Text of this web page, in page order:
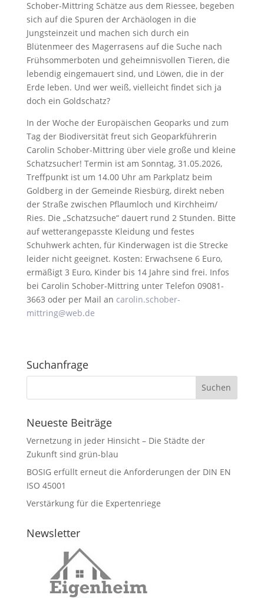
Schober-Mittring Schätze aus dem Riessee, begeben
sich auf die Spuren der Archäologen in die
Jungsteinzeit und machen sich durch ein
Blütenmeer des Magerrasens auf die Suche nach
Frühsommerboten und geheimnisvollen Tieren, die
lebendig eingemauert sind, und Löwen, die in der
Erde leben. Und wer weiß, vielleicht findet sich ja
doch ein Goldschatz?
In der Woche der Europäischen Geoparks und zum
Tag der Biodiversität freut sich Geoparkführerin
Carolin Schober-Mittring über viele große und kleine
Schatzsucher! Termin ist am Sonntag, 31.05.2026,
Treffpunkt ist um 14.00 Uhr am Parkplatz beim
Goldberg in der Gemeinde Riesbürg, direkt neben
der Straße zwischen Pflaumloch und Kirchheim/
Ries. Die „Schatzsuche“ dauert rund 2 Stunden. Bitte
auf wetterangepasste Kleidung und festes
Schuhwerk achten, für Kinderwagen ist die Strecke
leider nicht geeignet. Kosten: Erwachsene 6 Euro,
ermäßigt 3 Euro, Kinder bis 14 Jahre sind frei. Infos
bei Carolin Schober-Mittring unter Telefon 09081-
3663 oder per Mail an carolin.schober-
mittring@web.de
Suchanfrage
Neueste Beiträge
Vernetzung in jeder Hinsicht – Die Städte der
Zukunft sind grün-blau
BOSIG erfüllt erneut die Anforderungen der DIN EN
ISO 45001
Verstärkung für die Expertenriege
Newsletter